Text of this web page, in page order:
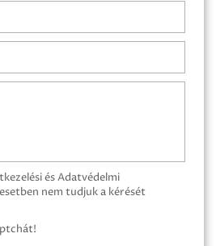
és Adatvédelmi
nem tudjuk a kérését